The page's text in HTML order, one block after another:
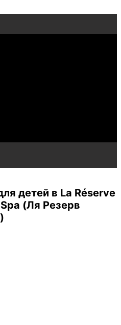
детей в La Réserve
(Ля Резерв